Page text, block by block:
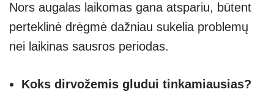
Nors augalas laikomas gana atspariu, būtent
perteklinė drėgmė dažniau sukelia problemų
nei laikinas sausros periodas.
Koks dirvožemis gludui tinkamiausias?